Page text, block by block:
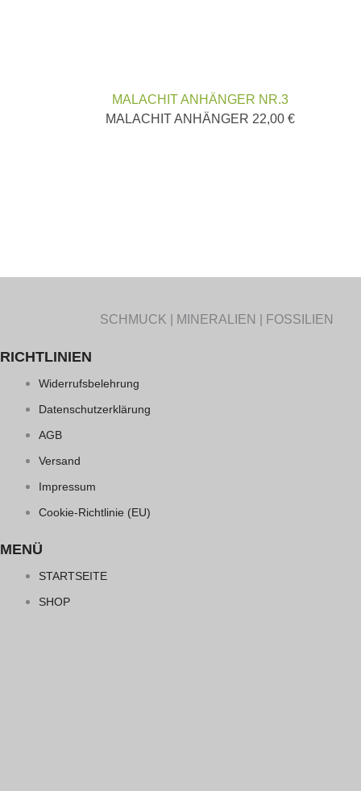
MALACHIT ANHÄNGER NR.3
MALACHIT ANHÄNGER 22,00 €
SCHMUCK | MINERALIEN | FOSSILIEN
RICHTLINIEN
Widerrufsbelehrung
Datenschutzerklärung
AGB
Versand
Impressum
Cookie-Richtlinie (EU)
MENÜ
STARTSEITE
SHOP